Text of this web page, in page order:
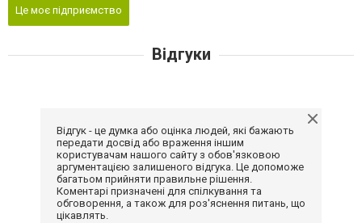
Це моє підприємство
Відгуки
Відгук - це думка або оцінка людей, які бажають
передати досвід або враження іншим
користувачам нашого сайту з обов'язковою
аргументацією залишеного відгука. Це допоможе
багатьом прийняти правильне рішення.
Коментарі призначені для спілкування та
обговорення, а також для роз'яснення питань, що
цікавлять.